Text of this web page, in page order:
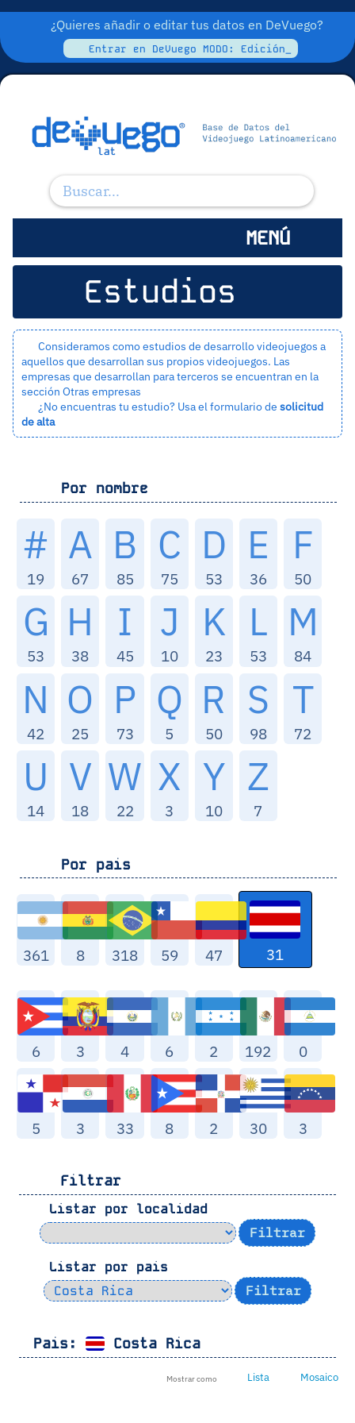
¿Quieres añadir o editar tus datos en DeVuego?
Entrar en DeVuego MODO: Edición_
MENÚ
Estudios
Consideramos como estudios de desarrollo videojuegos a
aquellos que desarrollan sus propios videojuegos. Las
empresas que desarrollan para terceros se encuentran en la
sección Otras empresas
¿No encuentras tu estudio? Usa el formulario de solicitud
de alta
Por nombre
#
19
A
67
B
85
C
75
D
53
E
36
F
50
G
53
H
38
I
45
J
10
K
23
L
53
M
84
N
42
O
25
P
73
Q
5
R
50
S
98
T
72
U
14
V
18
W
22
X
3
Y
10
Z
7
Por pais
361 8 318 59 47 31
6 3 4 6 2 192 0
5 3 33 8 2 30 3
Filtrar
Listar por localidad
Listar por pais
Pais: Costa Rica
Mostrar como Lista Mosaico